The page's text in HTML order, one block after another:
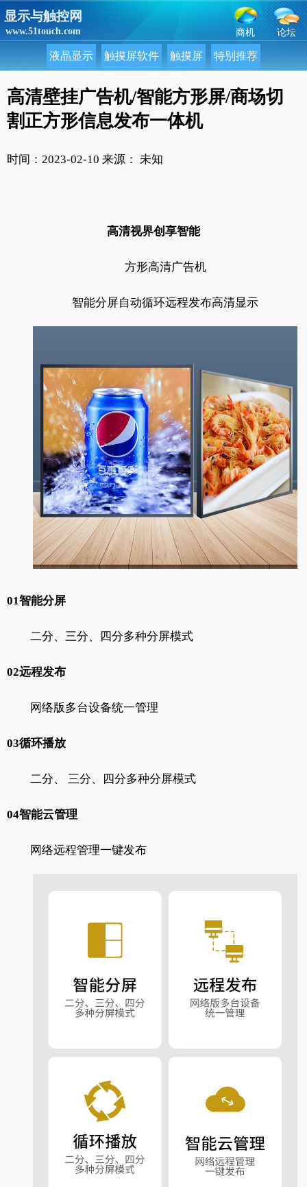
显示与触控网
www.51touch.com 商机 论坛
液晶显示 触摸屏软件 触摸屏 特别推荐
高清壁挂广告机/智能方形屏/商场切
割正方形信息发布一体机
时间：2023-02-10 来源： 未知
高清视界创享智能
方形高清广告机
智能分屏自动循环远程发布高清显示
01智能分屏
二分、三分、四分多种分屏模式
02远程发布
网络版多台设备统一管理
03循环播放
二分、 三分、四分多种分屏模式
04智能云管理
网络远程管理一键发布